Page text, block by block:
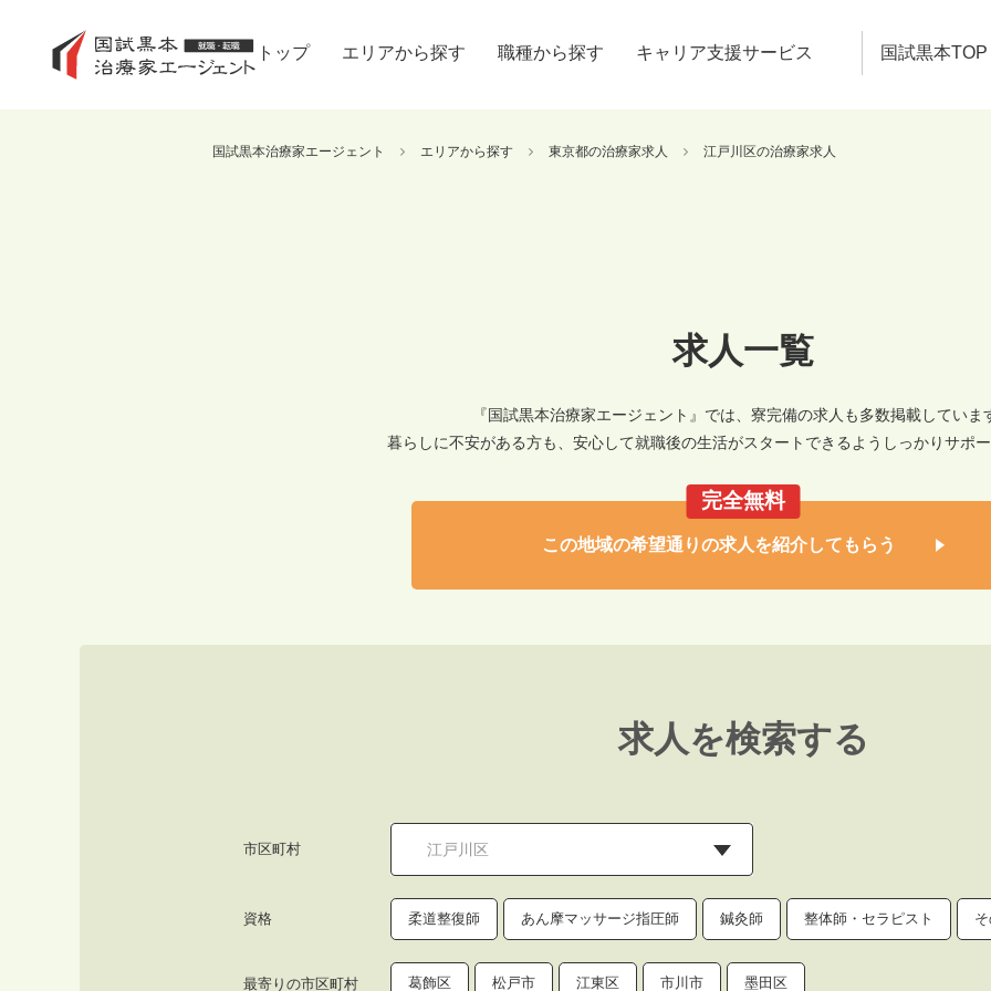
トップ エリアから探す 職種から探す キャリア支援サービス 国試黒本TOP
国試黒本治療家エージェント エリアから探す 東京都の治療家求人 江戸川区の治療家求人
求人一覧
『国試黒本治療家エージェント』では、寮完備の求人も多数掲載していま
暮らしに不安がある方も、安心して就職後の生活がスタートできるようしっかりサポ
完全無料
この地域の希望通りの求人を紹介してもらう
求人を検索する
市区町村
資格 柔道整復師 あん摩マッサージ指圧師 鍼灸師 整体師・セラピスト
最寄りの市区町村 葛飾区 松戸市 江東区 市川市 墨田区